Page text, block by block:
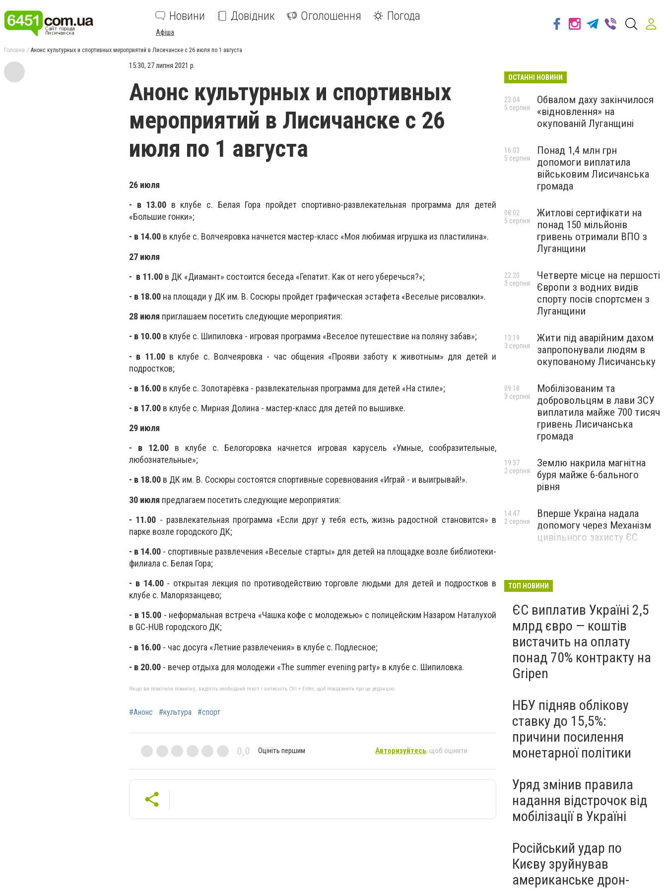
Новини Довідник Оголошення Погода
Афіша
Головна Анонс культурных и спортивных мероприятий в Лисичанске с 26 июля по 1 августа
15:30, 27 липня 2021 р.
Анонс культурных и спортивных
мероприятий в Лисичанске с 26
июля по 1 августа
26 июля
- в 13.00 в клубе с. Белая Гора пройдет спортивно-развлекательная программа для детей
«Большие гонки»;
- в 14.00 в клубе с. Волчеяровка начнется мастер-класс «Моя любимая игрушка из пластилина».
27 июля
- в 11.00 в ДК «Диамант» состоится беседа «Гепатит. Как от него уберечься?»;
- в 18.00 на площади у ДК им. В. Сосюры пройдет графическая эстафета «Веселые рисовалки».
28 июля приглашаем посетить следующие мероприятия:
- в 10.00 в клубе с. Шипиловка - игровая программа «Веселое путешествие на поляну забав»;
- в 11.00в клубе с. Волчеяровка - час общения «Прояви заботу к животным» для детей и
подростков;
- в 16.00 в клубе с. Золотарёвка - развлекательная программа для детей «На стиле»;
- в 17.00 в клубе с. Мирная Долина - мастер-класс для детей по вышивке.
29 июля
- в 12.00в клубе с. Белогоровка начнется игровая карусель «Умные, сообразительные,
любознательные»;
- в 18.00 в ДК им. В. Сосюры состоятся спортивные соревнования «Играй - и выигрывай!».
30 июля предлагаем посетить следующие мероприятия:
- 11.00 - развлекательная программа «Если друг у тебя есть, жизнь радостной становится» в
парке возле городского ДК;
- в 14.00 - спортивные развлечения «Веселые старты» для детей на площадке возле библиотеки-
филиала с. Белая Гора;
- в 14.00- открытая лекция по противодействию торговле людьми для детей и подростков в
клубе с. Малорязанцево;
- в 15.00 - неформальная встреча «Чашка кофе с молодежью» с полицейским Назаром Наталухой
в GC-HUB городского ДК;
- в 16.00 - час досуга «Летние развлечения» в клубе с. Подлесное;
- в 20.00 - вечер отдыха для молодежи «The summer evening party» в клубе с. Шипиловка.
Якщо ви помітили помилку, виділіть необхідний текст і натисніть Ctrl + Enter, щоб повідомити про це редакцію
#Анонс #культура #спорт
0,0 Оцініть першим Авторизуйтесь, щоб оцінити
ОСТАННІ НОВИНИ
Обвалом даху закінчилося
«відновлення» на
окупованій Луганщині
23:04
5 серпня
Понад 1,4 млн грн
допомоги виплатила
військовим Лисичанська
громада
16:03
5 серпня
Житлові сертифікати на
понад 150 мільйонів
гривень отримали ВПО з
Луганщини
08:02
5 серпня
Четверте місце на першості
Європи з водних видів
спорту посів спортсмен з
Луганщини
22:20
3 серпня
Жити під аварійним дахом
запропонували людям в
окупованому Лисичанську
13:19
3 серпня
Мобілізованим та
добровольцям в лави ЗСУ
виплатила майже 700 тисяч
гривень Лисичанська
громада
09:18
3 серпня
Землю накрила магнітна
буря майже 6-бального
рівня
19:37
2 серпня
Вперше Україна надала
допомогу через Механізм
цивільного захисту ЄС
14:47
2 серпня
ТОП НОВИНИ
ЄС виплатив Україні 2,5
млрд євро — коштів
вистачить на оплату
понад 70% контракту на
Gripen
НБУ підняв облікову
ставку до 15,5%:
причини посилення
монетарної політики
Уряд змінив правила
надання відстрочок від
мобілізації в Україні
Російський удар по
Києву зруйнував
американське дрон-